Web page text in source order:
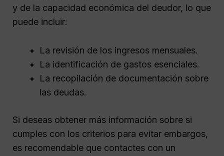
y de la capacidad económica del deudor, lo que
puede incluir:
La revisión de los ingresos mensuales.
La identificación de gastos esenciales.
La recopilación de documentación sobre
las deudas.
Si deseas obtener más información sobre si
cumples con los criterios para evitar embargos,
es recomendable que contactes con un